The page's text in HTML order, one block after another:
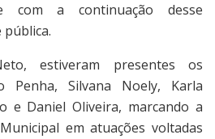
com a continuação desse
estiveram presentes os
Penha, Silvana Noely, Karla
e Daniel Oliveira, marcando a
em atuações voltadas